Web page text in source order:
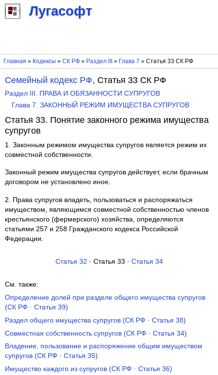
Лугасофт
Главная » Кодексы » СК РФ» Раздел III » Глава 7 » Статья 33 СК РФ
Семейный кодекс РФ, Статья 33 СК РФ
Раздел III. ПРАВА И ОБЯЗАННОСТИ СУПРУГОВ
Глава 7. ЗАКОННЫЙ РЕЖИМ ИМУЩЕСТВА СУПРУГОВ
Статья 33. Понятие законного режима имущества
супругов
1. Законным режимом имущества супругов является режим их
совместной собственности.
Законный режим имущества супругов действует, если брачным
договором не установлено иное.
2. Права супругов владеть, пользоваться и распоряжаться
имуществом, являющимся совместной собственностью членов
крестьянского (фермерского) хозяйства, определяются
статьями 257 и 258 Гражданского кодекса Российской
Федерации.
Статья 32 · Статья 33 · Статья 34
См. также:
Определение долей при разделе общего имущества супругов
(СК РФ · Статья 39)
Раздел общего имущества супругов (СК РФ · Статья 38)
Совместная собственность супругов (СК РФ · Статья 34)
Владение, пользование и распоряжение общим имуществом
супругов (СК РФ · Статья 35)
Имущество каждого из супругов (СК РФ · Статья 36)